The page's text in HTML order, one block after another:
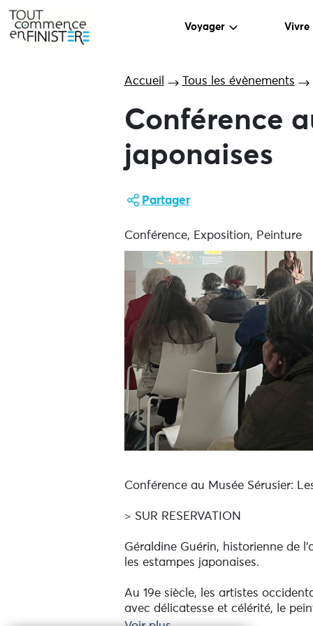
Voyager Vivre
Accueil Tous les évènements
Conférence
japonaises
Partager
Conférence, Exposition, Peinture
Conférence au Musée Sérusier:
> SUR RESERVATION
Géraldine Guérin, historienne de
les estampes japonaises.
Au 19e siècle, les artistes
avec délicatesse et célérité, le